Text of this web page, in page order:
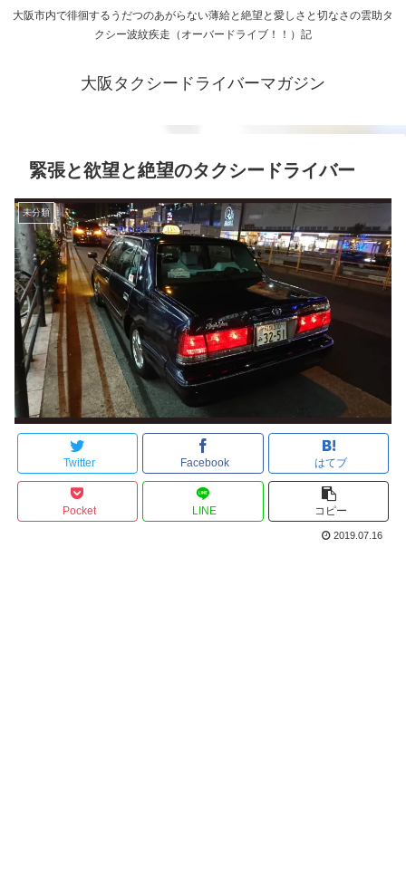
大阪市内で徘徊するうだつのあがらない薄給と絶望と愛しさと切なさの雲助タ
クシー波紋疾走（オーバードライブ！！）記
大阪タクシードライバーマガジン
緊張と欲望と絶望のタクシードライバー
未分類
Twitter Facebook はてブ
Pocket LINE コピー
2019.07.16